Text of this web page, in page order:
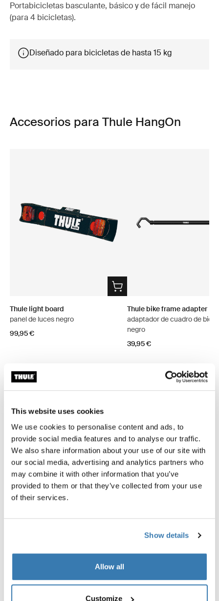
This website uses cookies
We use cookies to personalise content and ads, to
provide social media features and to analyse our traffic.
We also share information about your use of our site with
our social media, advertising and analytics partners who
may combine it with other information that you’ve
provided to them or that they’ve collected from your use
of their services.
Show details
Allow all
Customize
Portabicicletas basculante, básico y de fácil manejo
(para 4 bicicletas).
Diseñado para bicicletas de hasta 15 kg
Accesorios para Thule HangOn
Thule light board
panel de luces negro
99,95 €
Thule bike frame adapter
adaptador de cuadro de
negro
39,95 €
Todas las características
Toggle techspec
Especificaciones técnicas
Toggle guides and instructions
Instrucciones
Toggle overview
Reseñas